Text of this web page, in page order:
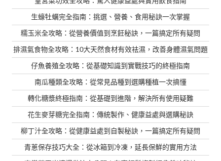
生蠔牡蠣完全指南：挑選、營養、食用秘訣一次掌握
糯玉米全攻略：從營養價值到烹飪秘訣，一篇搞定所有疑問
排濕氣食物全攻略：10大天然食材有效祛濕，改善身體濕氣問題
仔魚養殖全攻略：從基礎知識到實戰技巧的終極指南
南瓜種類全攻略：從常見品種到選購種植一次搞懂
轉化糖漿終極指南：從基礎到進階，解決所有使用疑難
花生麥芽糖完全指南：傳統製作、健康益處與選購秘訣
柳丁汁全攻略：從健康益處到自製秘訣，一篇搞定所有疑問
青蔥保存技巧大全：從冰箱到冷凍，延長保鮮的實用方法